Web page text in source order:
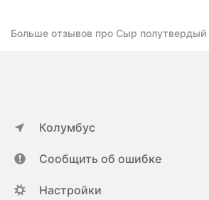
Больше отзывов про Сыр полутвердый
Колумбус
Сообщить об ошибке
Настройки